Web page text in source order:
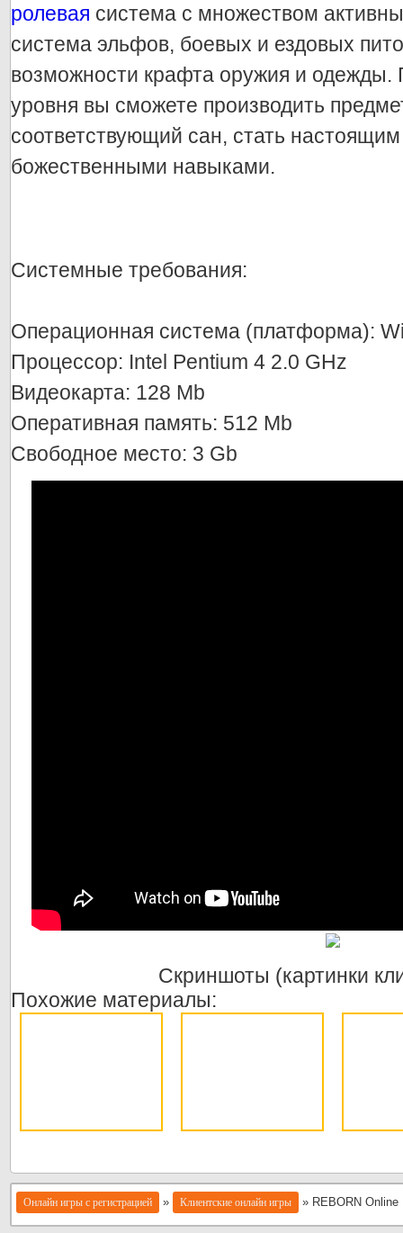
ролевая система с множеством
система эльфов, боевых и ездовых
возможности крафта оружия и одежды.
уровня вы сможете производить
соответствующий сан, стать
божественными навыками.
Системные требования:
Операционная система (платформа):
Процессор: Intel Pentium 4 2.0 GHz
Видеокарта: 128 Mb
Оперативная память: 512 Mb
Свободное место: 3 Gb
Скриншоты (картинки
Похожие материалы:
Онлайн игры с регистрацией » Клиентские онлайн игры » REBORN Online